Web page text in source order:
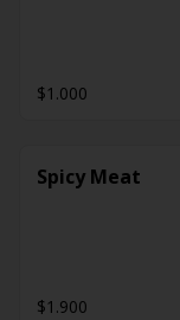
$1.000
Spicy Meat
$1.900